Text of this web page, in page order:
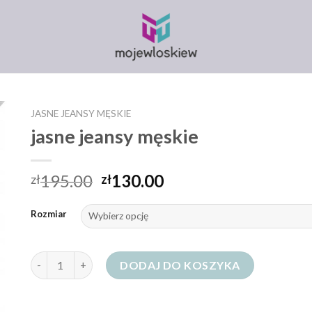
JASNE JEANSY MĘSKIE
jasne jeansy męskie
zł195.00 zł130.00
Rozmiar
ilość jasne jeansy męskieDODAJ DO KOSZYKA